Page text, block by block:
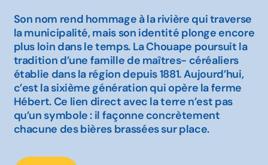
Son nom rend hommage à la rivière qui traverse
la municipalité, mais son identité plonge encore
plus loin dans le temps. La Chouape poursuit la
tradition d’une famille de maîtres- céréaliers
établie dans la région depuis 1881. Aujourd’hui,
c’est la sixième génération qui opère la ferme
Hébert. Ce lien direct avec la terre n’est pas
qu’un symbole : il façonne concrètement
chacune des bières brassées sur place.